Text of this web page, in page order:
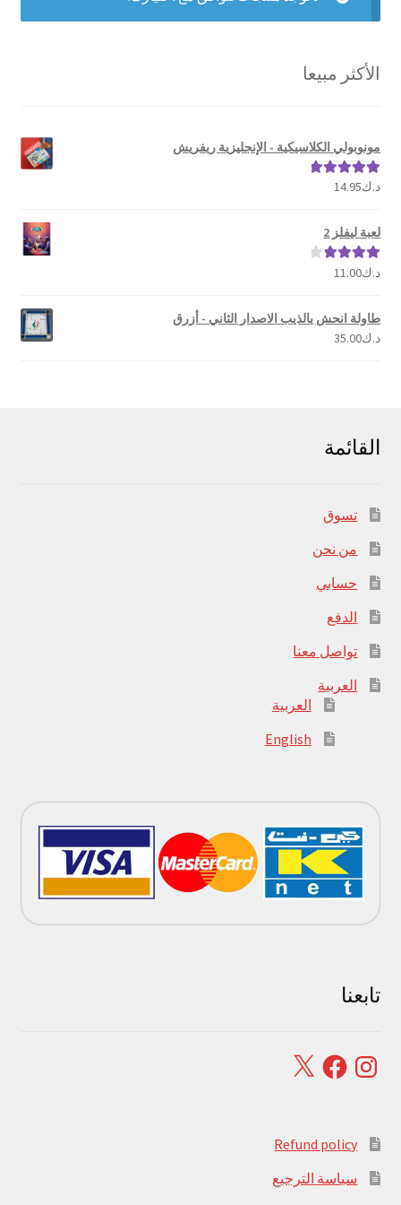
تواصل معنا
العربية
الأكثر مبيعا
مونوبولي الكلاسيكية - الإنجليزية ريفريش
تم التقييم
د.ك14.95
لعبة ليفلز 2
تم التقييم
د.ك11.00
طاولة انحش يالذيب الاصدار الثاني - أزرق
د.ك35.00
القائمة
تسوق
من نحن
حسابي
الدفع
تواصل معنا
العربية
العربية
English
تابعنا
Instagram
Facebook
X
Refund policy
سياسة الترجيع